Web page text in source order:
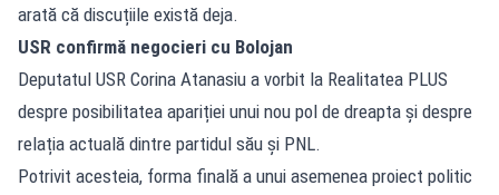
arată că discuțiile există deja.
USR confirmă negocieri cu Bolojan
Deputatul USR Corina Atanasiu a vorbit la Realitatea PLUS
despre posibilitatea apariției unui nou pol de dreapta și despre
relația actuală dintre partidul său și PNL.
Potrivit acesteia, forma finală a unui asemenea proiect politic